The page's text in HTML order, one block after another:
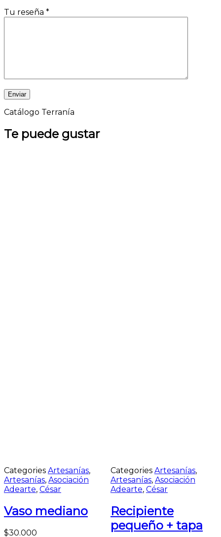
Tu reseña *
Catálogo Terranía
Te puede gustar
Categories Artesanías,
Artesanías, Asociación
Adearte, César
Vaso mediano
$30.000
Categories Artesanías,
Artesanías, Asociación
Adearte, César
Recipiente
pequeño + tapa